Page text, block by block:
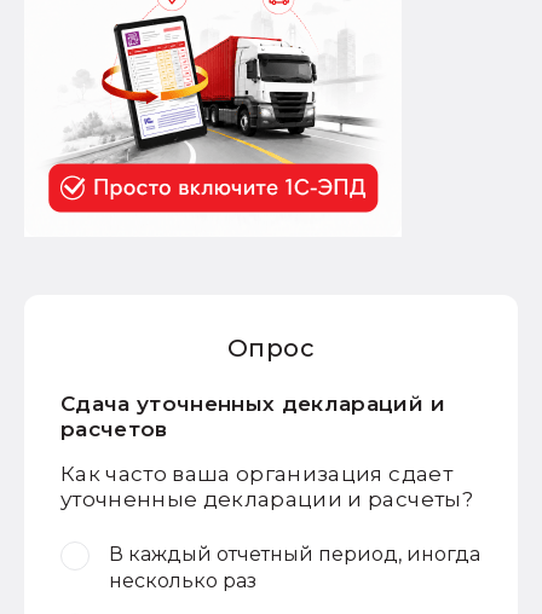
Опрос
Сдача уточненных деклараций и
расчетов
Как часто ваша организация сдает
уточненные декларации и расчеты?
В каждый отчетный период, иногда
несколько раз